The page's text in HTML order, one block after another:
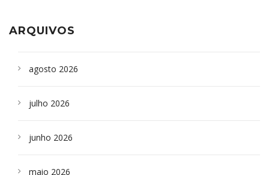
ARQUIVOS
agosto 2026
julho 2026
junho 2026
maio 2026